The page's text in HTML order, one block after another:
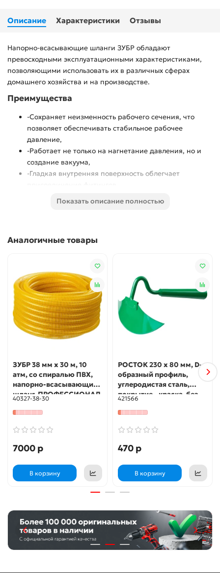
Описание Характеристики Отзывы
Напорно-всасывающие шланги ЗУБР обладают
превосходными эксплуатационными характеристиками,
позволяющими использовать их в различных сферах
домашнего хозяйства и на производстве.
Преимущества
-Сохраняет неизменность рабочего сечения, что
позволяет обеспечивать стабильное рабочее
давление,
-Работает не только на нагнетание давления, но и
создание вакуума,
-Гладкая внутренняя поверхность облегчает
присоединение фитингов,
Гладкая внутренняя поверхность облегчает
Сохраняет свои свойства от -5 до +60 градусов
Цельсия.
Использование
Предназначены для подачи и откачки воды.
Показать описание полностью
Аналогичные товары
ЗУБР 38 мм x 30 м, 10
атм, со спиралью ПВХ,
напорно-всасывающий
шланг, ПРОФЕССИОНАЛ
(40327-38-30)
40327-38-30
7000 р
В корзину
РОСТОК 230 х 80 мм, D-
образный профиль,
углеродистая сталь,
покрытие - краска, без
черенка, мотыга (421566)
421566
470 р
В корзину